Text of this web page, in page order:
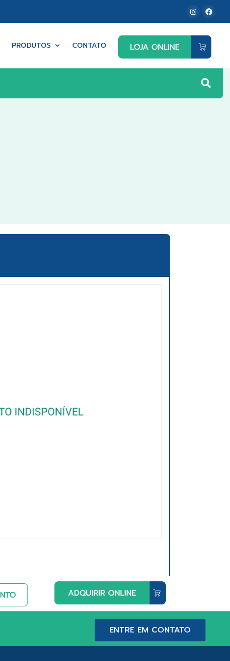
PRODUTOS CONTATO
ENTRE EM CONTATO